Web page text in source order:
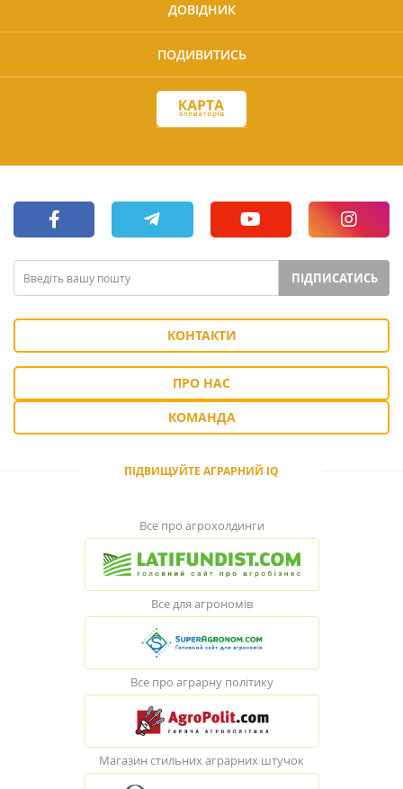
ДОВІДНИК
ПОДИВИТИСЬ
ПІДПИСАТИСЬ
КОНТАКТИ
ПРО НАС
КОМАНДА
ПІДВИЩУЙТЕ АГРАРНИЙ IQ
Все про агрохолдинги
Все для агрономів
Все про аграрну політику
Магазин стильних аграрних штучок